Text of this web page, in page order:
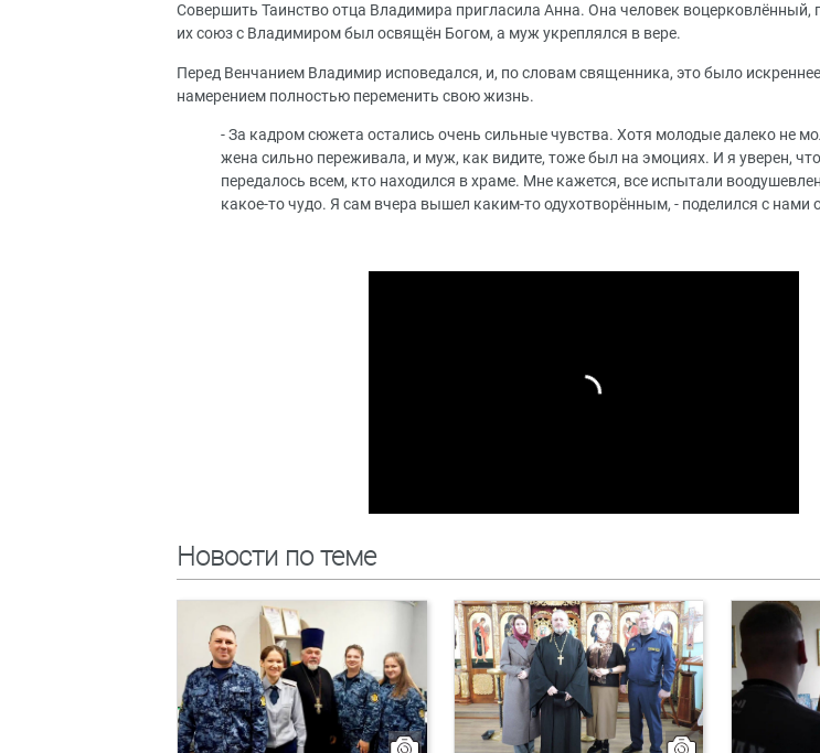
Совершить Таинство отца Владимира пригласила Анна. Она человек воцерковлённый,
их союз с Владимиром был освящён Богом, а муж укреплялся в вере.
Перед Венчанием Владимир исповедался, и, по словам священника, это было
намерением полностью переменить свою жизнь.
- За кадром сюжета остались очень сильные чувства. Хотя молодые далеко не
жена сильно переживала, и муж, как видите, тоже был на эмоциях. И я уверен,
передалось всем, кто находился в храме. Мне кажется, все испытали
какое-то чудо. Я сам вчера вышел каким-то одухотворённым, - поделился с нами
Новости по теме